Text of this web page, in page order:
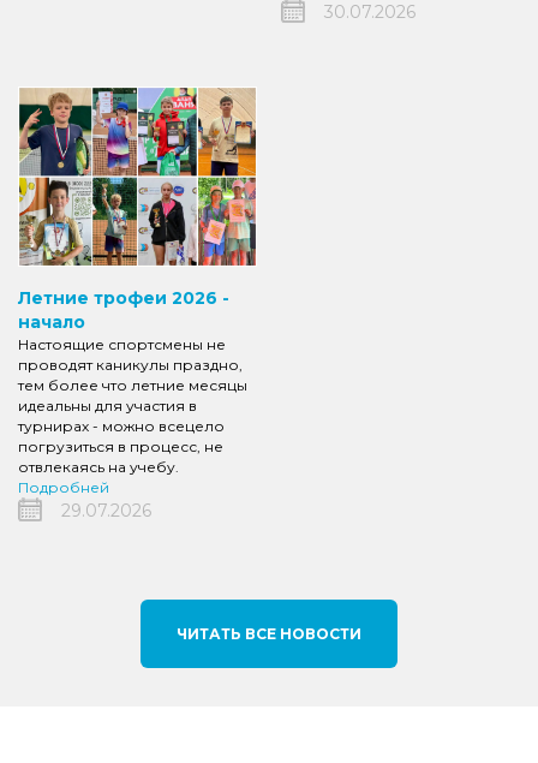
30.07.2026
Летние трофеи 2026 -
начало
Настоящие спортсмены не
проводят каникулы праздно,
тем более что летние месяцы
идеальны для участия в
турнирах - можно всецело
погрузиться в процесс, не
отвлекаясь на учебу.
Подробней
29.07.2026
ЧИТАТЬ ВСЕ НОВОСТИ